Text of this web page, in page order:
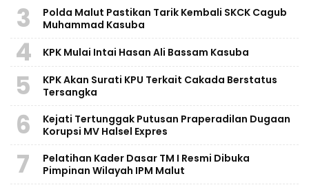
3
Polda Malut Pastikan Tarik Kembali SKCK Cagub
Muhammad Kasuba
4 KPK Mulai Intai Hasan Ali Bassam Kasuba
5
KPK Akan Surati KPU Terkait Cakada Berstatus
Tersangka
6
Kejati Tertunggak Putusan Praperadilan Dugaan
Korupsi MV Halsel Expres
7
Pelatihan Kader Dasar TM I Resmi Dibuka
Pimpinan Wilayah IPM Malut